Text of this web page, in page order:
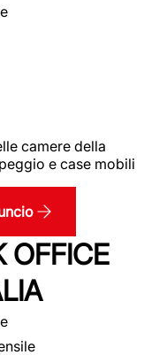
camere della
e case mobili
OFFICE